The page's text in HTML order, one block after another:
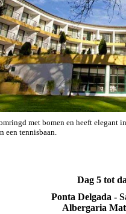
met bomen en heeft elegant
een tennisbaan.
Dag 5 tot
Ponta Delgada -
Albergaria